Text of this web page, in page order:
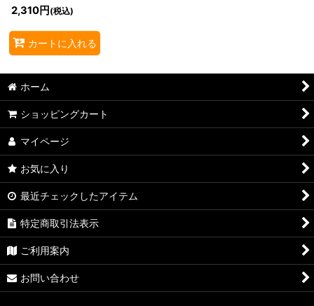
2,310円 (税込)
カートに入れる
ホーム
ショッピングカート
マイページ
お気に入り
最近チェックしたアイテム
特定商取引法表示
ご利用案内
お問い合わせ